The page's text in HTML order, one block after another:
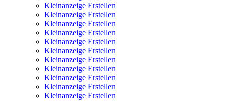
Kleinanzeige Erstellen
Kleinanzeige Erstellen
Kleinanzeige Erstellen
Kleinanzeige Erstellen
Kleinanzeige Erstellen
Kleinanzeige Erstellen
Kleinanzeige Erstellen
Kleinanzeige Erstellen
Kleinanzeige Erstellen
Kleinanzeige Erstellen
Kleinanzeige Erstellen